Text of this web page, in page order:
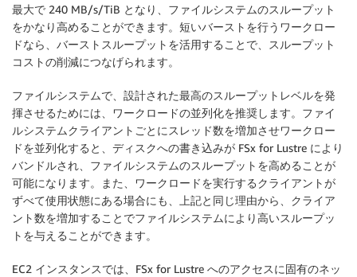
最大で 240 MB/s/TiB となり、ファイルシステムのスループット
をかなり高めることができます。短いバーストを行うワークロー
ドなら、バーストスループットを活用することで、スループット
コストの削減につなげられます。
ファイルシステムで、設計された最高のスループットレベルを発
揮させるためには、ワークロードの並列化を推奨します。ファイ
ルシステムクライアントごとにスレッド数を増加させワークロー
ドを並列化すると、ディスクへの書き込みが FSx for Lustre により
バンドルされ、ファイルシステムのスループットを高めることが
可能になります。また、ワークロードを実行するクライアントが
ずべて使用状態にある場合にも、上記と同じ理由から、クライア
ント数を増加することでファイルシステムにより高いスループッ
トを与えることができます。
EC2 インスタンスでは、FSx for Lustre へのアクセスに固有のネッ